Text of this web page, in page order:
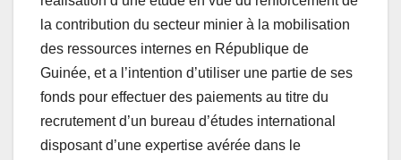
la contribution du secteur minier à la mobilisation
des ressources internes en République de
Guinée, et a l’intention d’utiliser une partie de ses
fonds pour effectuer des paiements au titre du
recrutement d’un bureau d’études international
disposant d’une expertise avérée dans le